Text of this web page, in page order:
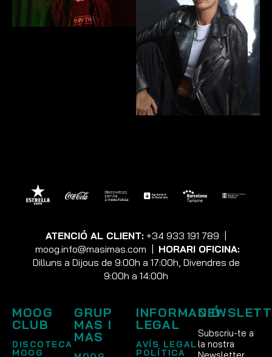
ATENCIÓ AL CLIENT: +34 933 191 789
moog.info@masimas.com
HORARI OFICINA:
Dilluns a Dijous de 9:00h a 17:00h, Divendres de
9:00h a 14:00h
MOOG
CLUB
DISCOTECA
MOOG
GRUP
MAS I
MAS
INFORMACIÓ
LEGAL
AVÍS LEGAL
POLÍTICA
Subscriu-te a
la nostra